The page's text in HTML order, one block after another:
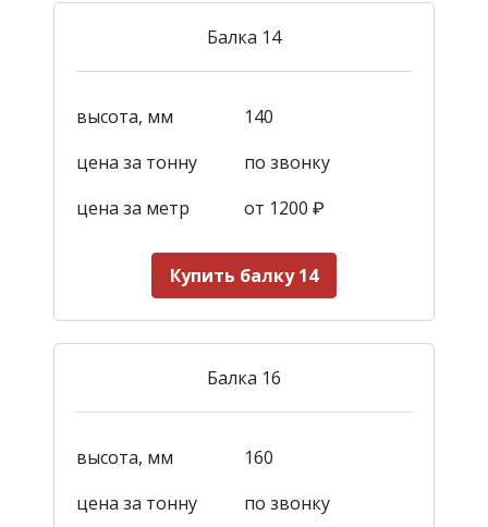
Балка 14
высота, мм
140
цена за тонну
по звонку
цена за метр
от 1200 ₽
Купить балку 14
Балка 16
высота, мм
160
цена за тонну
по звонку